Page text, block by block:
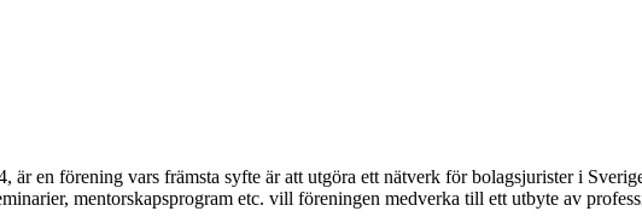
är en förening vars främsta syfte är att utgöra ett nätverk för bolagsjurister i
mentorskapsprogram etc. vill föreningen medverka till ett utbyte av